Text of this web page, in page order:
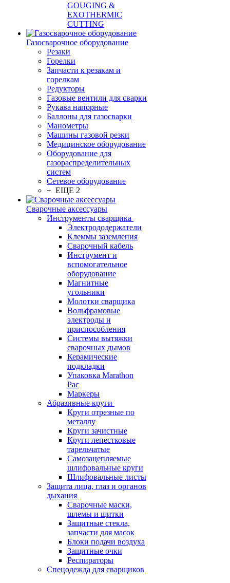
GOUGING &
EXOTHERMIC
CUTTING
Газосварочное оборудование
Резаки
Горелки
Запчасти к резакам и
горелкам
Редукторы
Газовые вентили для сварки
Рукава напорные
Баллоны для газосварки
Манометры
Машины газовой резки
Медицинское оборудование
Оборудование для
газораспределительных
систем
Сетевое оборудование
+ ЕЩЕ 2
Сварочные аксессуары
Инструменты сварщика
Электрододержатели
Клеммы заземления
Сварочный кабель
Инструмент и
вспомогательное
оборудование
Магнитные
угольники
Молотки сварщика
Вольфрамовые
электроды и
приспособления
Системы вытяжки
сварочных дымов
Керамические
подкладки
Упаковка Marathon
Pac
Маркеры
Абразивные круги
Круги отрезные по
металлу
Круги зачистные
Круги лепестковые
тарельчатые
Самозацепляемые
шлифовальные круги
Шлифовальные листы
Защита лица, глаз и органов
дыхания
Сварочные маски,
шлемы и щитки
Защитные стекла,
запчасти для масок
Блоки подачи воздуха
Защитные очки
Респираторы
Спецодежда для сварщиков